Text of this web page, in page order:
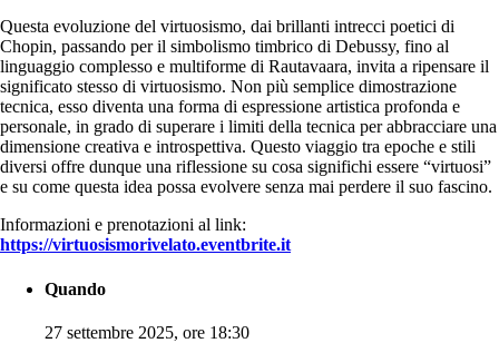
Questa evoluzione del virtuosismo, dai brillanti intrecci poetici di
Chopin, passando per il simbolismo timbrico di Debussy, fino al
linguaggio complesso e multiforme di Rautavaara, invita a ripensare il
significato stesso di virtuosismo. Non più semplice dimostrazione
tecnica, esso diventa una forma di espressione artistica profonda e
personale, in grado di superare i limiti della tecnica per abbracciare una
dimensione creativa e introspettiva. Questo viaggio tra epoche e stili
diversi offre dunque una riflessione su cosa significhi essere “virtuosi”
e su come questa idea possa evolvere senza mai perdere il suo fascino.
Informazioni e prenotazioni al link:
https://virtuosismorivelato.eventbrite.it
Quando
27 settembre 2025, ore 18:30